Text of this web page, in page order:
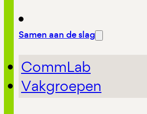
Samen aan de slag
CommLab
Vakgroepen